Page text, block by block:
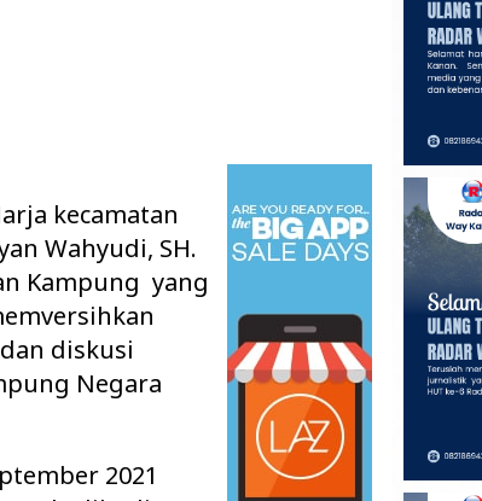
kecamatan
Wahyudi, SH.
Kampung yang
diskusi
Negara
2021